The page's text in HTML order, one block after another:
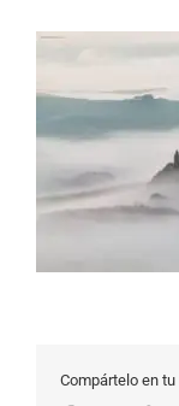
Compártelo en